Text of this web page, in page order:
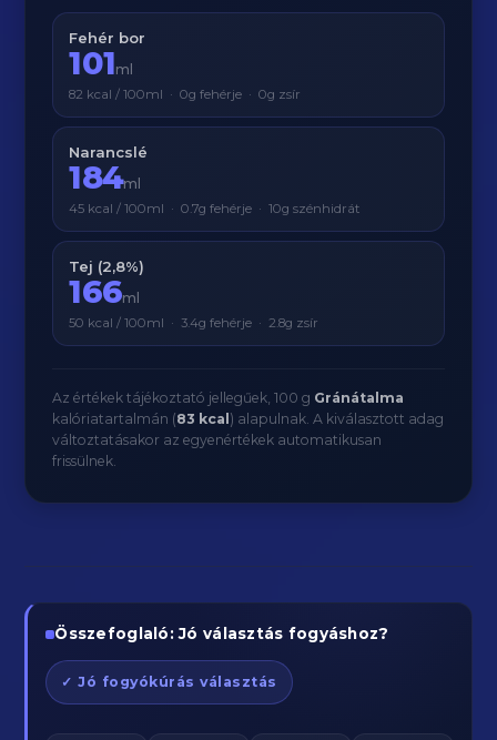
Fehér bor
101ml
82 kcal / 100ml · 0g fehérje · 0g zsír
Narancslé
184ml
45 kcal / 100ml · 0.7g fehérje · 10g szénhidrát
Tej (2,8%)
166ml
50 kcal / 100ml · 3.4g fehérje · 2.8g zsír
Az értékek tájékoztató jellegűek, 100 g Gránátalma
kalóriatartalmán (83 kcal ) alapulnak. A kiválasztott adag
változtatásakor az egyenértékek automatikusan
frissülnek.
Összefoglaló: Jó választás fogyáshoz?
✓ Jó fogyókúrás választás